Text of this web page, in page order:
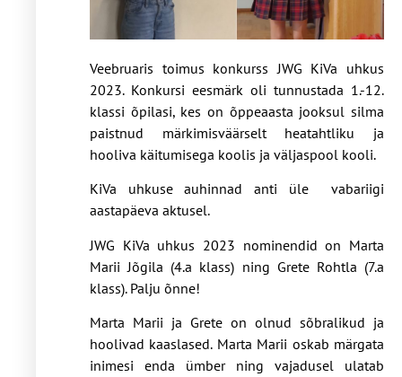
Veebruaris toimus konkurss JWG KiVa uhkus
2023. Konkursi eesmärk oli tunnustada 1.-12.
klassi õpilasi, kes on õppeaasta jooksul silma
paistnud märkimisväärselt heatahtliku ja
hooliva käitumisega koolis ja väljaspool kooli.
KiVa uhkuse auhinnad anti üle vabariigi
aastapäeva aktusel.
JWG KiVa uhkus 2023 nominendid on Marta
Marii Jõgila (4.a klass) ning Grete Rohtla (7.a
klass). Palju õnne!
Marta Marii ja Grete on olnud sõbralikud ja
hoolivad kaaslased. Marta Marii oskab märgata
inimesi enda ümber ning vajadusel ulatab